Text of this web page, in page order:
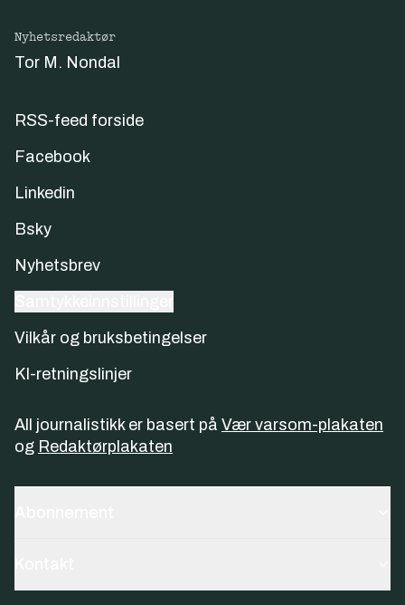
Nyhetsredaktør
Tor M. Nondal
RSS-feed forside
Facebook
Linkedin
Bsky
Nyhetsbrev
Vilkår og bruksbetingelser
KI-retningslinjer
All journalistikk er basert på Vær varsom-plakaten
og Redaktørplakaten